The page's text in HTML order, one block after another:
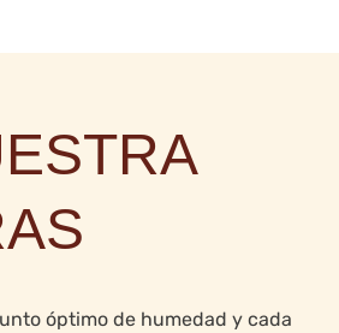
óptimo de humedad y cada